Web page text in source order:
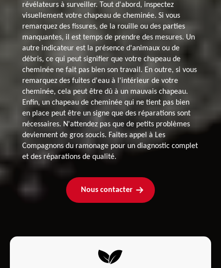
révélateurs à surveiller. Tout d'abord, inspectez
visuellement votre chapeau de cheminée. Si vous
remarquez des fissures, de la rouille ou des parties
manquantes, il est temps de prendre des mesures. Un
autre indicateur est la présence d'animaux ou de
débris, ce qui peut signifier que votre chapeau de
cheminée ne fait pas bien son travail. En outre, si vous
remarquez des fuites d'eau à l'intérieur de votre
cheminée, cela peut être dû à un mauvais chapeau.
Enfin, un chapeau de cheminée qui ne tient pas bien
en place peut être un signe que des réparations sont
nécessaires. N'attendez pas que de petits problèmes
deviennent de gros soucis. Faites appel à Les
Compagnons du ramonage pour un diagnostic complet
et des réparations de qualité.
Nous contacter